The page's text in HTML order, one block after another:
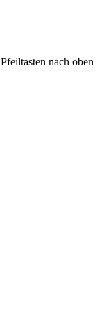
nach